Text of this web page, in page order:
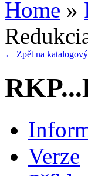
Home »
← Zpět na
Verze